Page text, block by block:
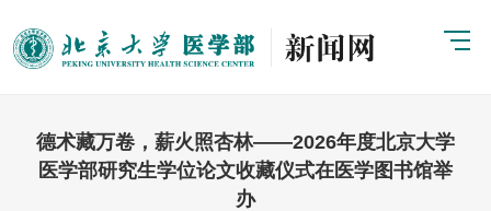
德术藏万卷，薪火照杏林——2026年度北京大学
医学部研究生学位论文收藏仪式在医学图书馆举
办